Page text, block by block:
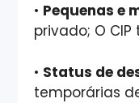
• Pequenas e
privado; O
• Status de
temporárias